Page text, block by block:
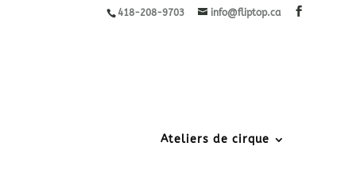
418-208-9703 info@fliptop.ca
Ateliers de cirque